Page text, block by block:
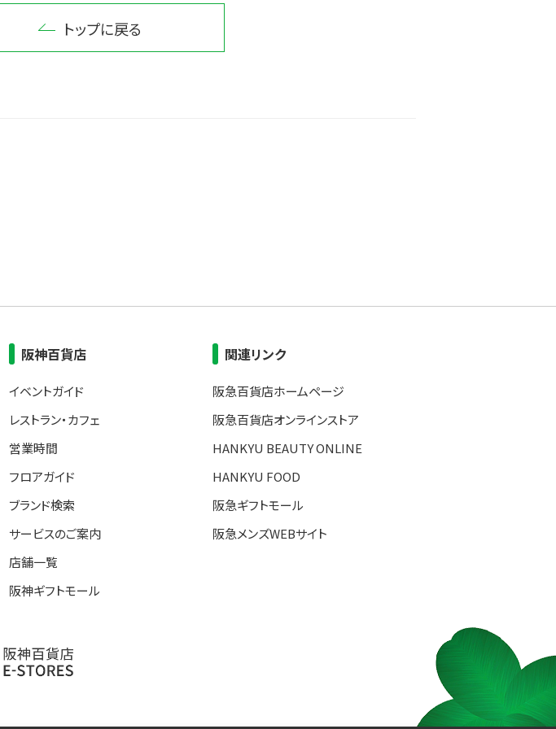
トップに戻る
阪神百貨店
イベントガイド
レストラン・カフェ
営業時間
フロアガイド
ブランド検索
サービスのご案内
店舗一覧
阪神ギフトモール
関連リンク
阪急百貨店ホームページ
阪急百貨店オンラインストア
HANKYU BEAUTY ONLINE
HANKYU FOOD
阪急ギフトモール
阪急メンズWEBサイト